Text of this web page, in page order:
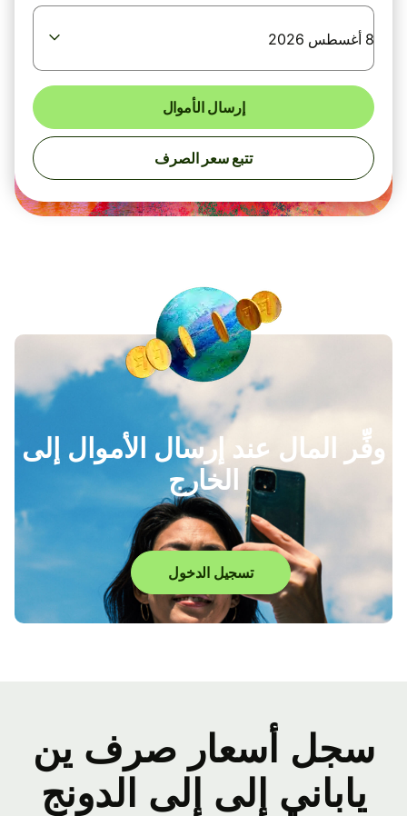
8 أغسطس 2026
إرسال الأموال
تتبع سعر الصرف
وفِّر المال عند إرسال الأموال إلى
الخارج
تسجيل الدخول
سجل أسعار صرف ين
ياباني إلى إلى الدونج